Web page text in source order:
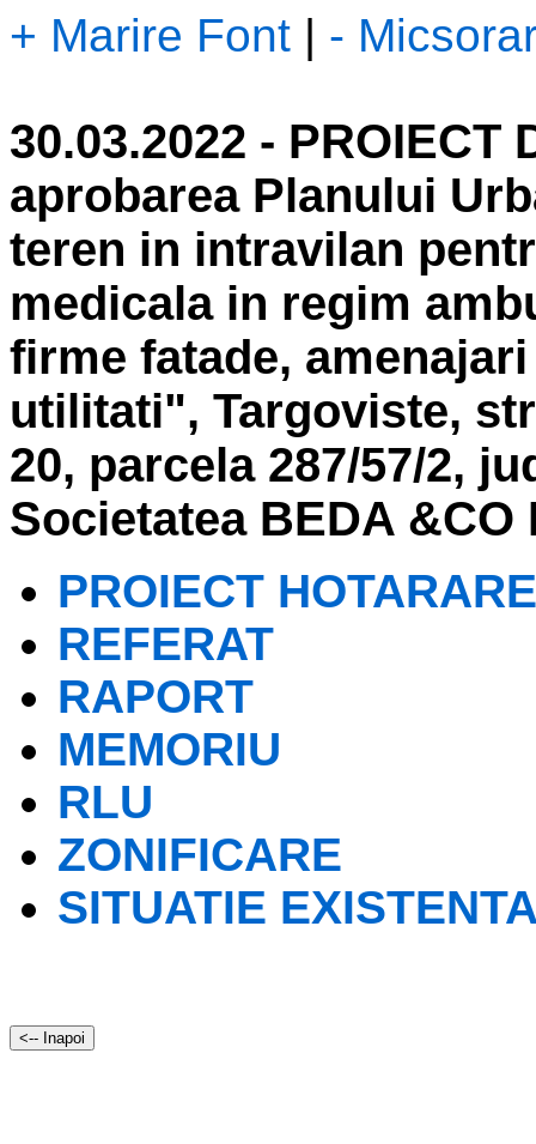
+ Marire Font | -
30.03.2022 - PROIECT
aprobarea Planului
teren in intravilan
medicala in regim
firme fatade,
utilitati", Targoviste,
20, parcela 287/57/2,
Societatea BEDA &CO
PROIECT HOTARARE
REFERAT
RAPORT
MEMORIU
RLU
ZONIFICARE
SITUATIE